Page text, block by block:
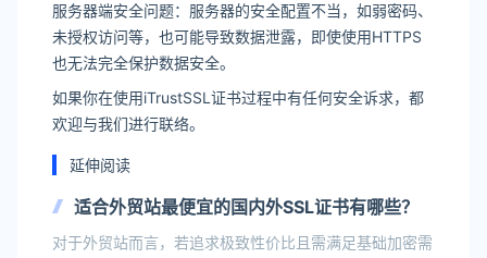
服务器端安全问题：服务器的安全配置不当，如弱密码、
未授权访问等，也可能导致数据泄露，即使使用HTTPS
也无法完全保护数据安全。
如果你在使用iTrustSSL证书过程中有任何安全诉求，都
欢迎与我们进行联络。
延伸阅读
适合外贸站最便宜的国内外SSL证书有哪些？
对于外贸站而言，若追求极致性价比且需满足基础加密需